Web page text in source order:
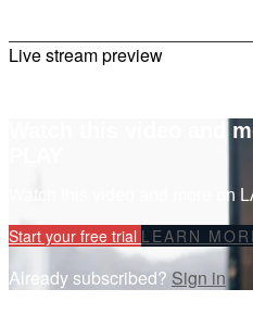
Live stream preview
Watch this video and
Watch this video and more on
Start your free trial LEARN
Already subscribed? Sign in